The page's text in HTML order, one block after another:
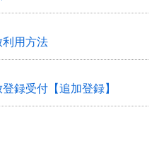
利用方法
録受付【追加登録】